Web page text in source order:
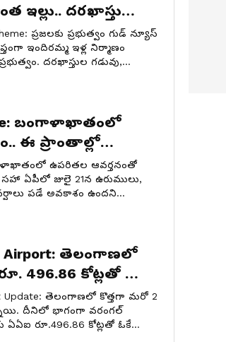
దరఖాస్తు
సహా పూర్తి వివరాలు ఇవే
ప్రజలకు ప్రభుత్వం గుడ్ న్యూస్
ఇందిరమ్మ ఇళ్ల నిర్మాణం
దరఖాస్తుల గడువు,
బంగాళాఖాతంలో
ఈ ప్రాంతాల్లో
వర్షాలు.. ఐఎండీ రెడ్
ఉపరితల ఆవర్తనంతో
ఏపీలో జులై 21న ఉరుములు,
పడే అవకాశం ఉందని
Airport: తెలంగాణలో
496.86 కోట్లతో మాస్
కమ్‌బ్యాక్
Update: తెలంగాణలో కొత్తగా మరో 2
దీనిలో భాగంగా వరంగల్
రూ.496.86 కోట్లతో ఓకే